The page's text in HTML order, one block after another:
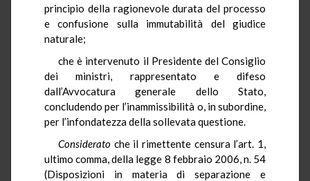
principio della ragionevole durata del processo
e confusione sulla immutabilità del giudice
naturale;
che è intervenuto il Presidente del Consiglio
dei ministri, rappresentato e difeso
dall’Avvocatura generale dello Stato,
concludendo per l’inammissibilità o, in subordine,
per l’infondatezza della sollevata questione.
Considerato che il rimettente censura l’art. 1,
ultimo comma, della legge 8 febbraio 2006, n. 54
(Disposizioni in materia di separazione e